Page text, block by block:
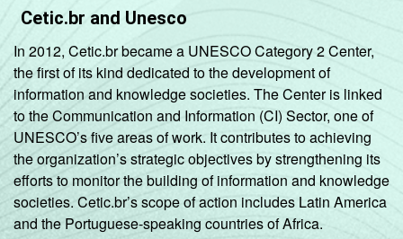
Cetic.br and Unesco
In 2012, Cetic.br became a UNESCO Category 2 Center,
the first of its kind dedicated to the development of
information and knowledge societies. The Center is linked
to the Communication and Information (CI) Sector, one of
UNESCO’s five areas of work. It contributes to achieving
the organization’s strategic objectives by strengthening its
efforts to monitor the building of information and knowledge
societies. Cetic.br’s scope of action includes Latin America
and the Portuguese-speaking countries of Africa.